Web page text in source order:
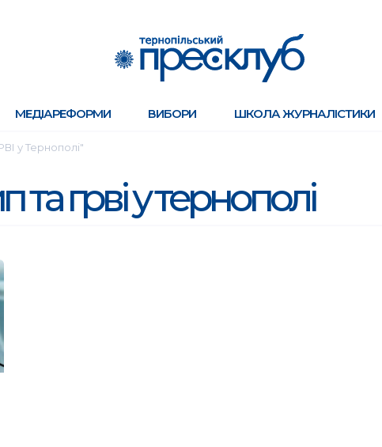
МЕДІАРЕФОРМИ ВИБОРИ ШКОЛА ЖУРНАЛІСТИКИ
у Тернополі"
та грві у тернополі